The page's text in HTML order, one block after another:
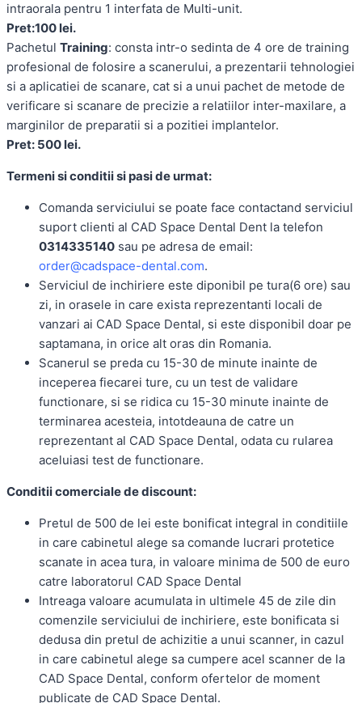
intraorala pentru 1 interfata de Multi-unit.
Pret:100 lei.
Pachetul Training: consta intr-o sedinta de 4 ore de training
profesional de folosire a scanerului, a prezentarii tehnologiei
si a aplicatiei de scanare, cat si a unui pachet de metode de
verificare si scanare de precizie a relatiilor inter-maxilare, a
marginilor de preparatii si a pozitiei implantelor.
Pret: 500 lei.
Termeni si conditii si pasi de urmat:
Comanda serviciului se poate face contactand serviciul
suport clienti al CAD Space Dental Dent la telefon
0314335140 sau pe adresa de email:
order@cadspace-dental.com.
Serviciul de inchiriere este diponibil pe tura(6 ore) sau
zi, in orasele in care exista reprezentanti locali de
vanzari ai CAD Space Dental, si este disponibil doar pe
saptamana, in orice alt oras din Romania.
Scanerul se preda cu 15-30 de minute inainte de
inceperea fiecarei ture, cu un test de validare
functionare, si se ridica cu 15-30 minute inainte de
terminarea acesteia, intotdeauna de catre un
reprezentant al CAD Space Dental, odata cu rularea
aceluiasi test de functionare.
Conditii comerciale de discount:
Pretul de 500 de lei este bonificat integral in conditiile
in care cabinetul alege sa comande lucrari protetice
scanate in acea tura, in valoare minima de 500 de euro
catre laboratorul CAD Space Dental
Intreaga valoare acumulata in ultimele 45 de zile din
comenzile serviciului de inchiriere, este bonificata si
dedusa din pretul de achizitie a unui scanner, in cazul
in care cabinetul alege sa cumpere acel scanner de la
CAD Space Dental, conform ofertelor de moment
publicate de CAD Space Dental.